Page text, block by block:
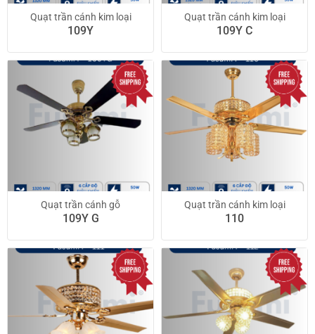
Quạt trần cánh kim loại
109Y
Quạt trần cánh kim loại
109Y C
Quạt trần cánh gỗ
109Y G
Quạt trần cánh kim loại
110